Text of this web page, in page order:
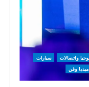
واتصالات
سيارات
ميديا وفن